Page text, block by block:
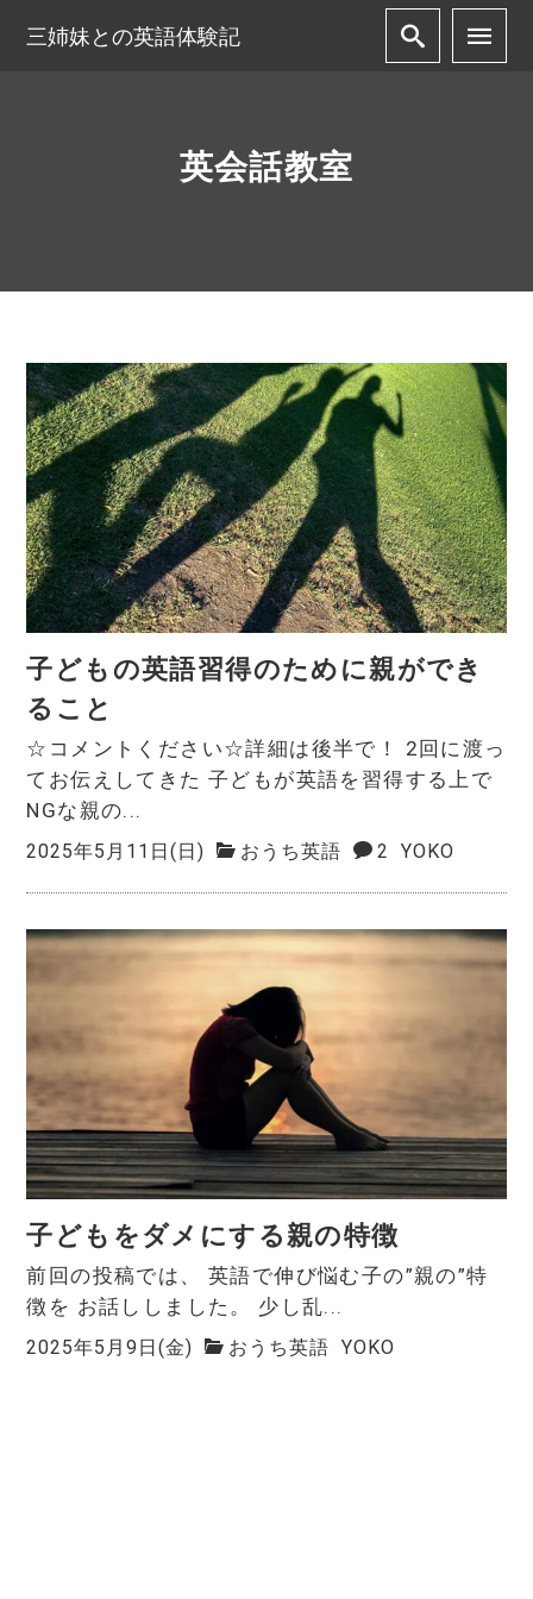
三姉妹との英語体験記
英会話教室
子どもの英語習得のために親ができ
ること
☆コメントください☆詳細は後半で！ 2回に渡っ
てお伝えしてきた 子どもが英語を習得する上で
NGな親の...
2025年5月11日(日) おうち英語 2 YOKO
子どもをダメにする親の特徴
前回の投稿では、 英語で伸び悩む子の”親の”特
徴を お話ししました。 少し乱...
2025年5月9日(金) おうち英語 YOKO